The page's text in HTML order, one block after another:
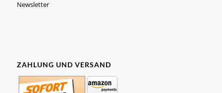
Newsletter
ZAHLUNG UND VERSAND